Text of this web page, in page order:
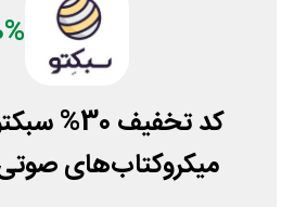
کد تخفیف
میکروکتاب‌های